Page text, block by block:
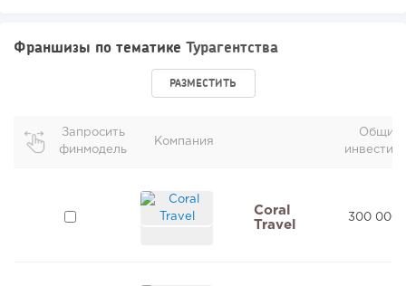
Франшизы по тематике Турагентства
РАЗМЕСТИТЬ
Запросить
финмодель
Компания
Общие
Coral
Travel
300 000